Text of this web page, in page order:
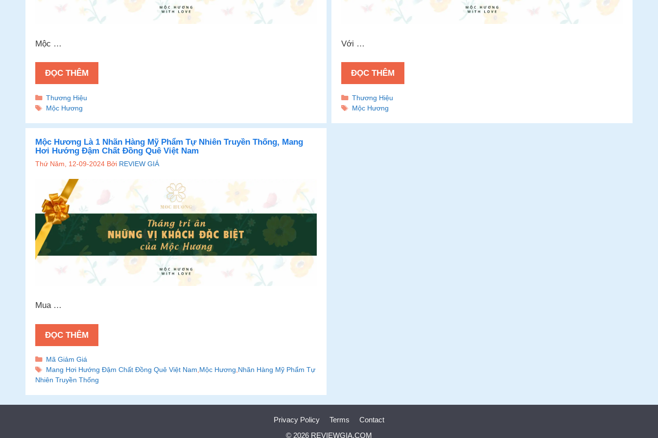
Mộc …
ĐỌC THÊM
Danh
mục
Thương Hiệu
Thẻ
Mộc Hương
Với …
ĐỌC THÊM
Danh
mục
Thương Hiệu
Thẻ
Mộc Hương
Mộc Hương Là 1 Nhãn Hàng Mỹ Phẩm Tự Nhiên Truyền Thống, Mang
Hơi Hướng Đậm Chất Đồng Quê Việt Nam
Thứ Năm, 12-09-2024 Bởi REVIEW GIÁ
Mua …
ĐỌC THÊM
Danh
mục
Mã Giảm Giá
Thẻ
Mang Hơi Hướng Đậm Chất Đồng Quê Việt Nam Mộc Hương Nhãn Hàng Mỹ Phẩm Tự
Nhiên Truyền Thống
Privacy Policy Terms
Contact
© 2026 REVIEWGIA.COM